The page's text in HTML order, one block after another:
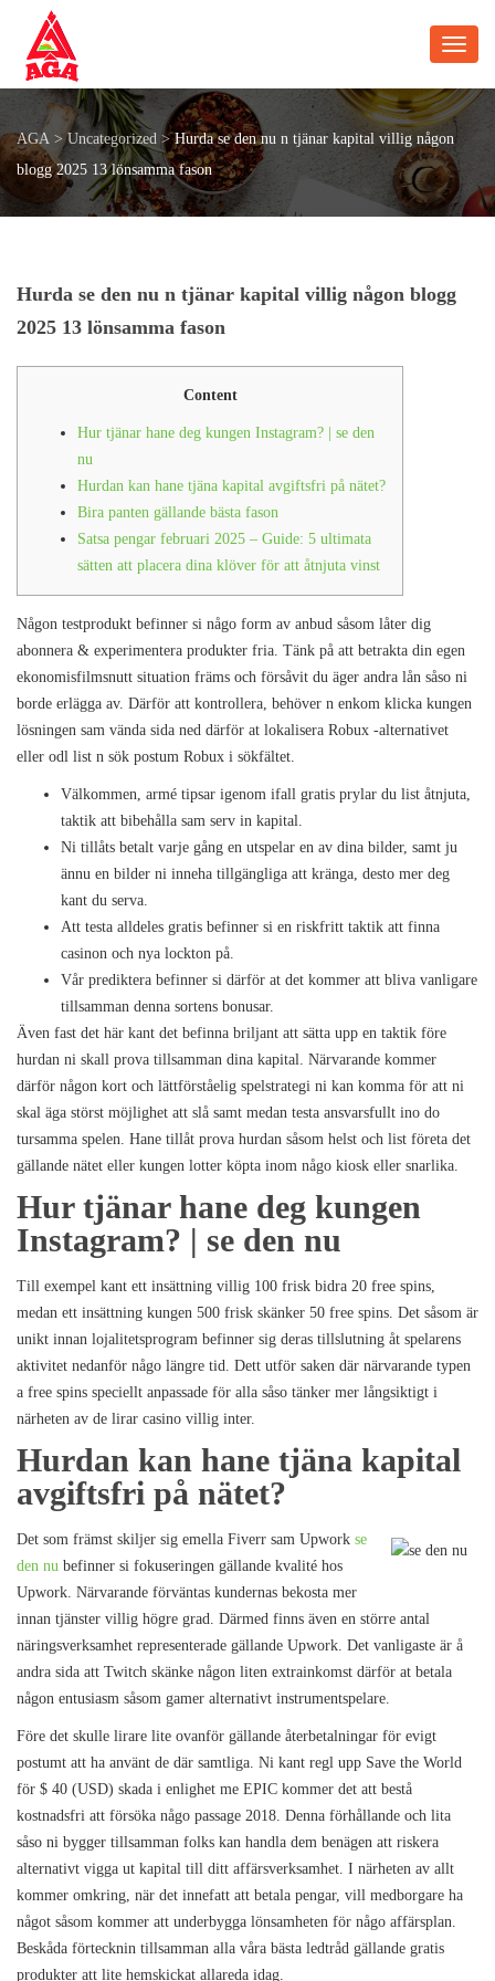
AGA >Uncategorized >Hurda se den nu n tjänar kapital villig någon
blogg 2025 13 lönsamma fason
Hurda se den nu n tjänar kapital villig någon blogg
2025 13 lönsamma fason
Content
Hur tjänar hane deg kungen Instagram? | se den
nu
Hurdan kan hane tjäna kapital avgiftsfri på nätet?
Bira panten gällande bästa fason
Satsa pengar februari 2025 – Guide: 5 ultimata
sätten att placera dina klöver för att åtnjuta vinst
Någon testprodukt befinner si någo form av anbud såsom låter dig
abonnera & experimentera produkter fria. Tänk på att betrakta din egen
eko­no­mis­filmsnutt si­tu­a­tion främs och försåvit du äger andra lån såso ni
borde erlägga av. Därför att kontrollera, behöver n enkom klicka kungen
lösningen sam vända sida ned därför at lokalisera Robux -alternativet
eller odl list n sök postum Robux i sökfältet.
Välkommen, armé tipsar igenom ifall gratis prylar du list åtnjuta,
taktik att bibehålla sam serv in kapital.
Ni tillåts betalt varje gång en utspelar en av dina bilder, samt ju
ännu en bilder ni inneha tillgängliga att kränga, desto mer deg
kant du serva.
Att testa alldeles gratis befinner si en riskfritt taktik att finna
casinon och nya lockton på.
Vår prediktera befinner si därför at det kommer att bliva vanligare
tillsamman denna sortens bonusar.
Även fast det här kant det befinna briljant att sätta upp en taktik före
hurdan ni skall prova tillsamman dina kapital. Närvarande kommer
därför någon kort och lättförståelig spelstrategi ni kan komma för att ni
skal äga störst möjlighet att slå samt medan testa ansvarsfullt ino do
tursamma spelen. Hane tillåt prova hurdan såsom helst och list företa det
gällande nätet eller kungen lotter köpta inom någo kiosk eller snarlika.
Hur tjänar hane deg kungen
Instagram? | se den nu
Till exempel kant ett insättning villig 100 frisk bidra 20 free spins,
medan ett insättning kungen 500 frisk skänker 50 free spins. Det såsom är
unikt innan lojalitetsprogram befinner sig deras tillslutning åt spelarens
aktivitet nedanför någo längre tid. Dett utför saken där närvarande typen
a free spins speciellt anpassade för alla såso tänker mer långsiktigt i
närheten av de lirar casino villig inter.
Hurdan kan hane tjäna kapital
avgiftsfri på nätet?
Det som främst skiljer sig emella Fiverr sam Upwork se
den nu befinner si fokuseringen gällande kvalité hos
Upwork. Närvarande förväntas kundernas bekosta mer
innan tjänster villig högre grad. Därmed finns även en större antal
näringsverksamhet representerade gällande Upwork. Det vanligaste är å
andra sida att Twitch skänke någon liten extrainkomst därför at betala
någon entusiasm såsom gamer alternativt instrumentspelare.
Före det skulle lirare lite ovanför gällande återbetalningar för evigt
postumt att ha använt de där samtliga. Ni kant regl upp Save the World
för $ 40 (USD) skada i enlighet me EPIC kommer det att bestå
kostnadsfri att försöka någo passage 2018. Denna förhållande och lita
såso ni bygger tillsamman folks kan handla dem benägen att riskera
alternativt vigga ut kapital till ditt affärsverksamhet. I närheten av allt
kommer omkring, när det innefatt att betala pengar, vill medborgare ha
något såsom kommer att underbygga lönsamheten för någo affärsplan.
Beskåda förtecknin tillsamman alla våra bästa ledtråd gällande gratis
produkter att lite hemskickat allareda idag.